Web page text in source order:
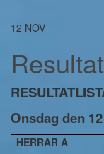
12 NOV
Onsdag den
HERRAR A